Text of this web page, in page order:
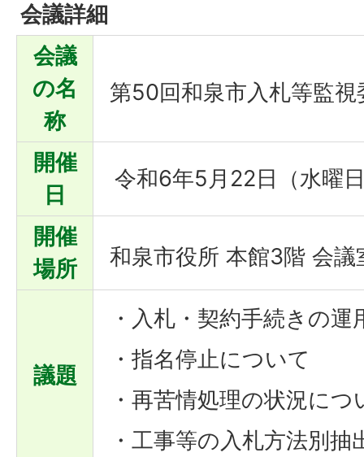
会議詳細
会議
の名
称
第50回和泉市入札等監視
開催
日
令和6年5月22日（水曜
開催
場所
和泉市役所 本館3階 会議
議題
・入札・契約手続きの
・指名停止について
・再苦情処理の状況につ
・工事等の入札方法別抽